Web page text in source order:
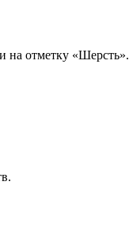
на отметку «Шерсть».